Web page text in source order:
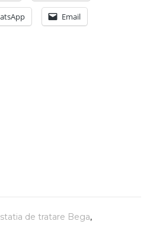
Email
statia de tratare Bega,